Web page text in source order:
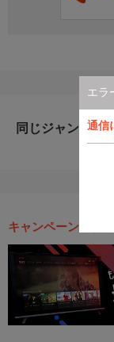
エラ
通信
同じジャンルの
キャンペーン・お得